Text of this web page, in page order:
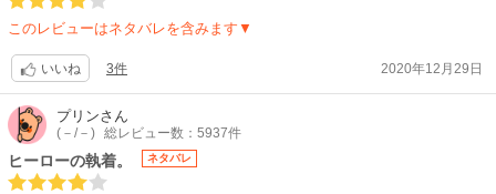
このレビューはネタバレを含みます▼
いいね 3件 2020年12月29日
プリンさん
(－/－) 総レビュー数：5937件
ヒーローの執着。 ネタバレ